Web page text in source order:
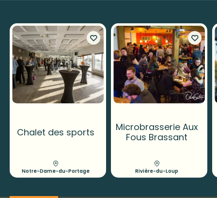
Chalet des sports
Notre-Dame-du-Portage
Microbrasserie Aux
Fous Brassant
Rivière-du-Loup